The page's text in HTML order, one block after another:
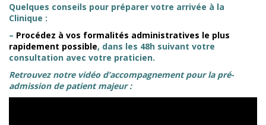
Quelques conseils pour préparer votre arrivée à la
Clinique :
– Procédez à vos formalités administratives le plus
rapidement possible, dans les 48h suivant votre
consultation avec votre praticien.
Retrouvez notre vidéo d’accompagnement pour la pré-
admission de patient majeur :